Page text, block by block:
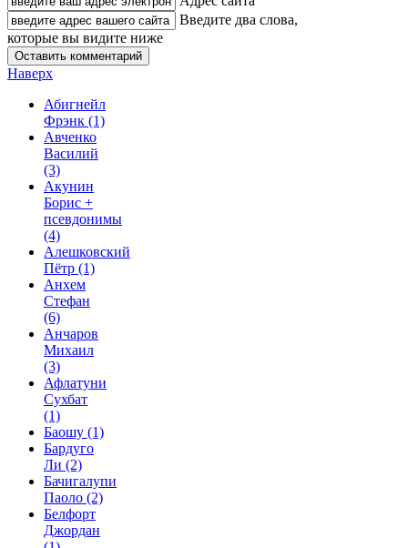
Введите два слова,
которые вы видите ниже
Наверх
Абигнейл
Фрэнк (1)
Авченко
Василий
(3)
Акунин
Борис +
псевдонимы
(4)
Алешковский
Пётр (1)
Анхем
Стефан
(6)
Анчаров
Михаил
(3)
Афлатуни
Сухбат
(1)
Баошу (1)
Бардуго
Ли (2)
Бачигалупи
Паоло (2)
Белфорт
Джордан